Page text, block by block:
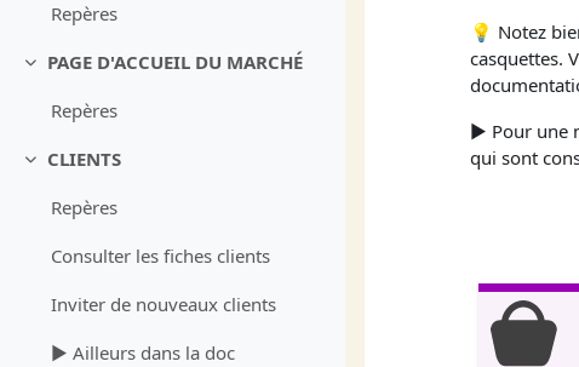
Repères
Collapse
PAGE D'ACCUEIL DU MARCHÉ
Repères
Collapse
CLIENTS
Repères
Consulter les fiches clients
Inviter de nouveaux clients
▶️ Ailleurs dans la doc
💡 Notez
casquettes.
▶️ Pour une
qui sont